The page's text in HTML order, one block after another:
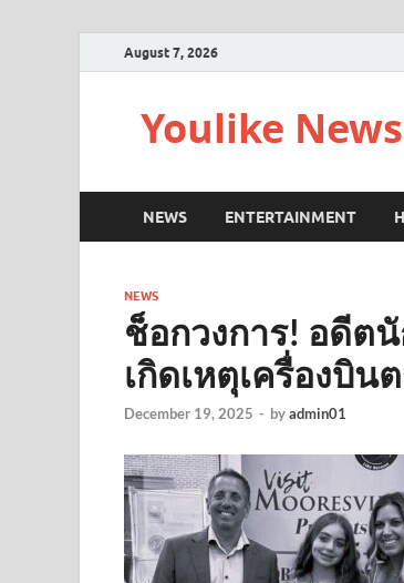
August 7, 2026
Youlike
NEWS ENTERTAINMENT
NEWS
ช็อกวงการ! อดีต
เกิดเหตุเครื่องบิน
December 19, 2025 - byadmin01